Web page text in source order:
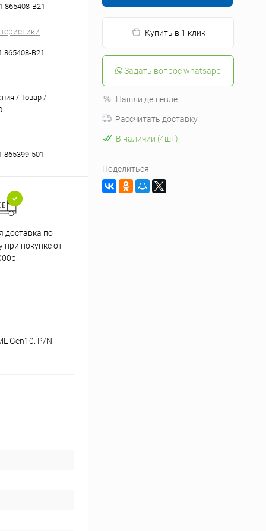
865408-B21
865408-B21
/ Товар /
865399-501
доставка по
при покупке от
Gen10. P/N:
Купить в 1 клик
Задать вопрос whatsapp
Нашли дешевле
Рассчитать доставку
В наличии (4шт)
Поделиться